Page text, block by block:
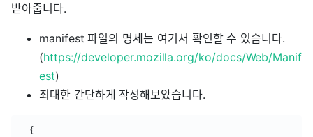
받아줍니다.
manifest 파일의 명세는 여기서 확인할 수 있습니다.
(https://developer.mozilla.org/ko/docs/Web/Manif
est)
최대한 간단하게 작성해보았습니다.
  {